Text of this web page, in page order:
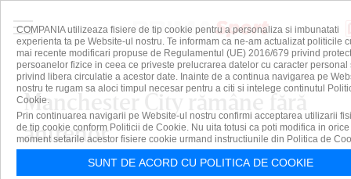
Manchester City rămâne fără
antrenor
COMPANIA utilizeaza fisiere de tip cookie pentru a personaliza si imbunatati
experienta ta pe Website-ul nostru. Te informam ca ne-am actualizat politicile
mai recente modificari propuse de Regulamentul (UE) 2016/679 privind
persoanelor fizice in ceea ce priveste prelucrarea datelor cu caracter personal
privind libera circulatie a acestor date. Inainte de a continua navigarea pe
nostru te rugam sa aloci timpul necesar pentru a citi si intelege continutul
Cookie.
Prin continuarea navigarii pe Website-ul nostru confirmi acceptarea utilizarii
de tip cookie conform Politicii de Cookie. Nu uita totusi ca poti modifica in orice
moment setarile acestor fisiere cookie urmand instructiunile din Politica de
SUNT DE ACORD CU POLITICA DE COOKIE